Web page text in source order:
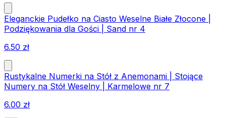
Eleganckie Pudełko na Ciasto Weselne Białe Złocone |
Podziękowania dla Gości | Sand nr 4
6.50 zł
Rustykalne Numerki na Stół z Anemonami | Stojące
Numery na Stół Weselny | Karmelowe nr 7
6.00 zł